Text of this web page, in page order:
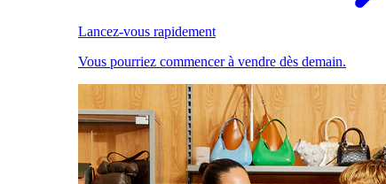
Lancez-vous rapidement
Vous pourriez commencer à vendre dès demain.